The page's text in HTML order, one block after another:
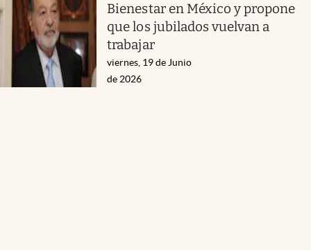
Bienestar en México y propone
que los jubilados vuelvan a
trabajar
viernes, 19 de Junio
de 2026